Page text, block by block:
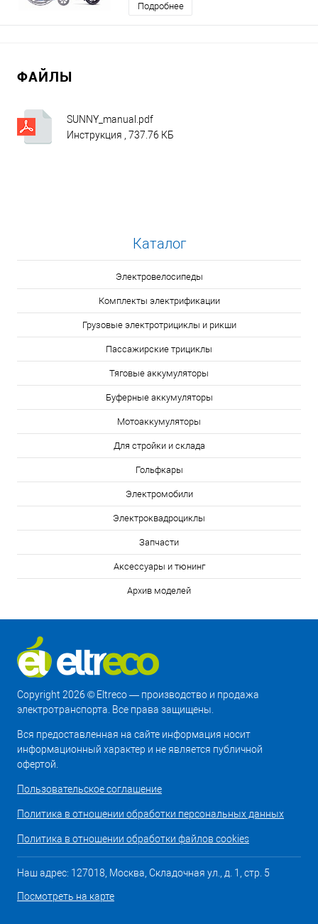
Подробнее
ФАЙЛЫ
SUNNY_manual.pdf
Инструкция , 737.76 КБ
Каталог
Электровелосипеды
Комплекты электрификации
Грузовые электротрициклы и рикши
Пассажирские трициклы
Тяговые аккумуляторы
Буферные аккумуляторы
Мотоаккумуляторы
Для стройки и склада
Гольфкары
Электромобили
Электроквадроциклы
Запчасти
Аксессуары и тюнинг
Архив моделей
Copyright 2026 © Eltreco — производство и продажа
электротранспорта. Все права защищены.
Вся предоставленная на сайте информация носит
информационный характер и не является публичной
офертой.
Пользовательское соглашение
Политика в отношении обработки персональных данных
Политика в отношении обработки файлов cookies
Наш адрес: 127018, Москва, Складочная ул., д. 1, стр. 5
Посмотреть на карте